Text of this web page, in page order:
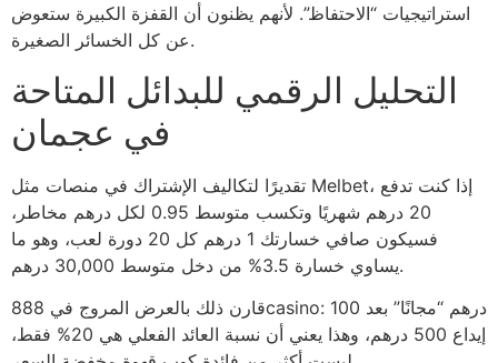
استراتيجيات “الاحتفاظ”. لأنهم يظنون أن القفزة الكبيرة ستعوض
عن كل الخسائر الصغيرة.
التحليل الرقمي للبدائل المتاحة
في عجمان
تقديرًا لتكاليف الإشتراك في منصات مثل Melbet، إذا كنت تدفع
20 درهم شهريًا وتكسب متوسط 0.95 لكل درهم مخاطر،
فسيكون صافي خسارتك 1 درهم كل 20 دورة لعب، وهو ما
يساوي خسارة 3.5% من دخل متوسط 30,000 درهم.
قارن ذلك بالعرض المروج في 888casino: 100 درهم “مجانًا” بعد
إيداع 500 درهم، وهذا يعني أن نسبة العائد الفعلي هي 20% فقط،